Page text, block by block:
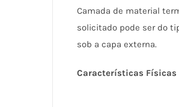
Camada de material
solicitado pode ser do
sob a capa externa.
Características Físicas